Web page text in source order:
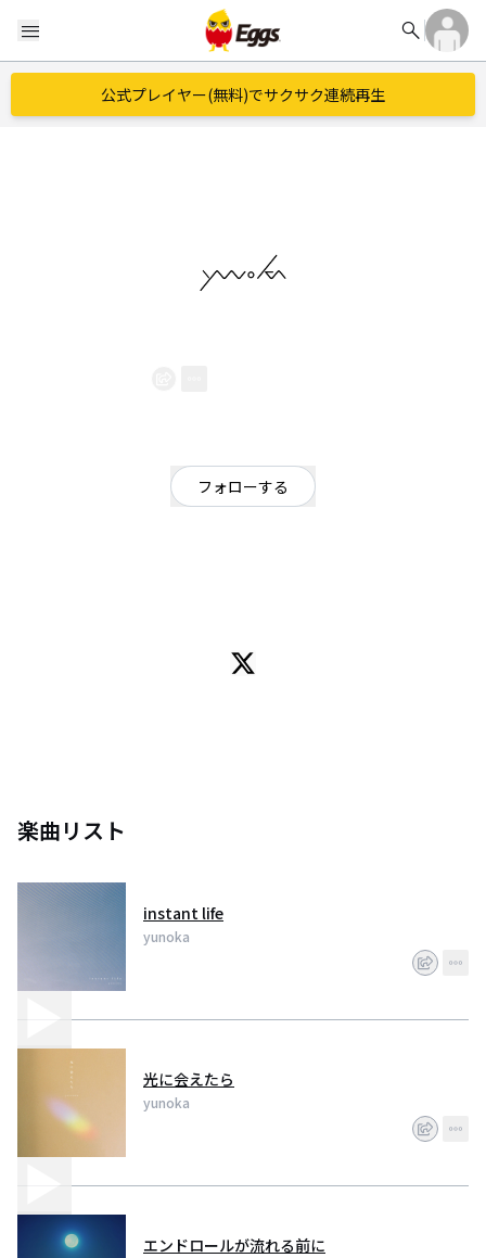
menu search
公式プレイヤー(無料)でサクサク連続再生
フォローする
楽曲リスト
instant life
yunoka
光に会えたら
yunoka
エンドロールが流れる前に